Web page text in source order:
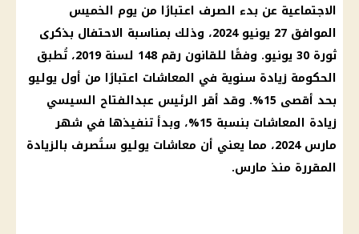
الاجتماعية عن بدء الصرف اعتبارًا من يوم الخميس
الموافق 27 يونيو 2024، وذلك بمناسبة الاحتفال بذكرى
ثورة 30 يونيو. وفقًا للقانون رقم 148 لسنة 2019، تُطبق
الحكومة زيادة سنوية في المعاشات اعتبارًا من أول يوليو
بحد أقصى 15%. وقد أقر الرئيس عبدالفتاح السيسي
زيادة المعاشات بنسبة 15%، وبدأ تنفيذها في شهر
مارس 2024، مما يعني أن معاشات يوليو ستُصرف بالزيادة
المقررة منذ مارس.